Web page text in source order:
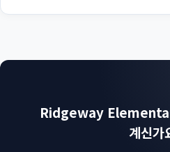
Ridgeway
계신가